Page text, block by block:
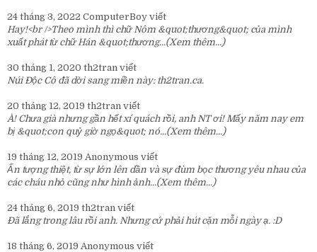
24 tháng 3, 2022 ComputerBoy viết
Hay!<br />Theo mình thì chữ Nôm &quot;thương&quot; của mình
xuất phát từ chữ Hán &quot;thương...(Xem thêm...)
30 tháng 1, 2020 th2tran viết
Núi Độc Cô đã dời sang miền này: th2tran.ca.
20 tháng 12, 2019 th2tran viết
À! Chưa già nhưng gần hết xí quách rồi, anh NT ơi! Mấy năm nay em
bị &quot;con quỷ giờ ngọ&quot; nó...(Xem thêm...)
19 tháng 12, 2019 Anonymous viết
Ấn tượng thiệt, từ sự lớn lên dần và sự đùm bọc thương yêu nhau của
các cháu nhỏ cũng như hình ảnh...(Xem thêm...)
24 tháng 6, 2019 th2tran viết
Đã lắng trong lâu rồi anh. Nhưng cứ phải hút cặn mỗi ngày ạ. :D
18 tháng 6, 2019 Anonymous viết